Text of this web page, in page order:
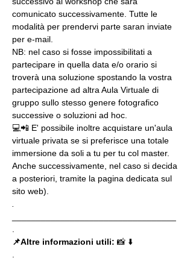
comunicato successivamente. Tutte le
modalità per prendervi parte saran inviate
per e-mail.
NB: nel caso si fosse impossibilitati a
partecipare in quella data e/o orario si
troverà una soluzione spostando la vostra
partecipazione ad altra Aula Virtuale di
gruppo sullo stesso genere fotografico
successive o soluzioni ad hoc.
💻📲 E' possibile inoltre acquistare un'aula
virtuale privata se si preferisce una totale
immersione da soli a tu per tu col master.
Anche successivamente, nel caso si decida
a posteriori, tramite la pagina dedicata sul
sito web).
📌Altre informazioni utili: 📸 ⬇️